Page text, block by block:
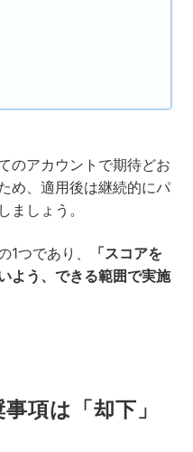
のアカウントで期待どお
め、適用後は継続的にパ
ましょう。
つであり、
「スコアを
よう、できる範囲で実施
項は「却下」